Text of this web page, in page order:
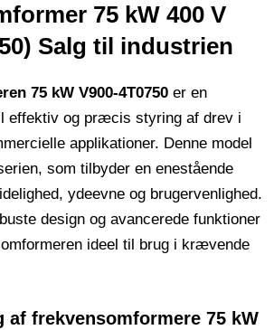
75 kW 400 V
Salg til industrien
75 kW V900-4T0750 er en
effektiv og præcis styring af drev i
applikationer. Denne model
som tilbyder en enestående
ydeevne og brugervenlighed.
design og avancerede funktioner
ideel til brug i krævende
af frekvensomformere 75 kW